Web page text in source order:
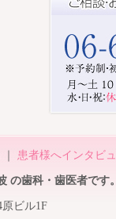
患者様へインタビ
の歯科・歯医者です
ビル1F